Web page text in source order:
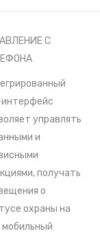
С
интерфейс
управлять
и
получать
о
охраны на